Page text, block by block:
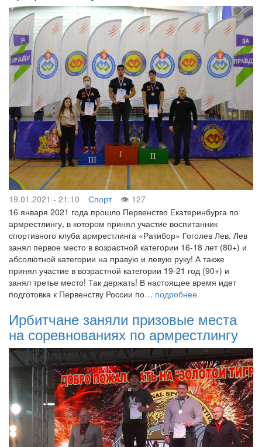
19.01.2021 - 21:10 Спорт
127
16 января 2021 года прошло Первенство Екатеринбурга по
армрестлингу, в котором принял участие воспитанник
спортивного клуба армрестлинга «Ратибор» Гоголев Лев. Лев
занял первое место в возрастной категории 16-18 лет (80+) и
абсолютной категории на правую и левую руку! А также
принял участие в возрастной категории 19-21 год (90+) и
занял третье место! Так держать! В настоящее время идет
подготовка к Первенству России по… подробнее
Ирбитчане заняли призовые места
на соревнованиях по армрестлингу